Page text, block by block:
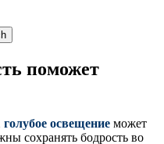
поможет
голубое освещение может
сохранять бодрость во